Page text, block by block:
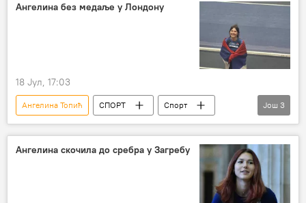
Ангелина без медаље у Лондону
18 Јул, 17:03
Ангелина Топић СПОРТ
Спорт
Атлетика
Остали спортови
Лондон
Још 3
Ангелина скочила до сребра у Загребу